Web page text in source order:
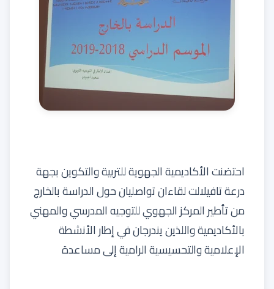
احتضنت الأكاديمية الجهوية للتربية والتكوين بجهة
درعة تافيلالت لقاءان تواصليان حول الدراسة بالخارج
من تأطير المركز الجهوي للتوجيه المدرسي والمهني
بالأكاديمية واللذين يندرجان في إطار الأنشطة
الإعلامية والتحسيسية الرامية إلى مساعدة